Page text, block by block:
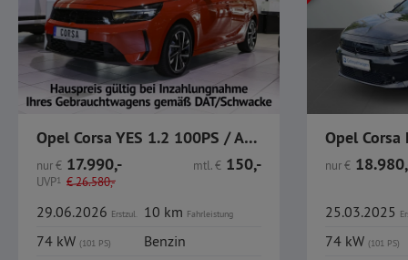
Opel Corsa YES 1.2 100PS / Allwetter / LKR-HZ / SHZ /
nur€ 17.990,-
UVP1 €26.580,-
mtl.€ 150,-
29.06.2026 Erstzul. 10 km Fahrleistung
74 kW (101 PS)
Benzin
nur€
25.03.2025
74 kW (101 PS)